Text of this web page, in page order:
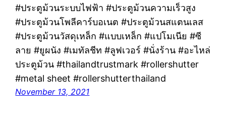
#ประตูม้วนระบบไฟฟ้า #ประตูม้วนความเร็วสูง
#ประตูม้วนโพลีคาร์บอเนต #ประตูม้วนสแตนเลส
#ประตูม้วนวัสดุเหล็ก #แบบเหล็ก #แปโมเนีย #ซี
ลาย #ยูผนัง #เมทัลชีท #ลูฟเวอร์ #นั่งร้าน #อะไหล่
ประตูม้วน #thailandtrustmark #rollershutter
#metal sheet #rollershutterthailand
November 13, 2021